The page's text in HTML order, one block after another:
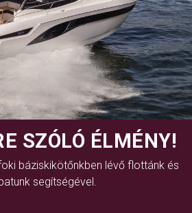
SZÓLÓ ÉLMÉNY!
báziskikötőnkben lévő flottánk és
segítségével.